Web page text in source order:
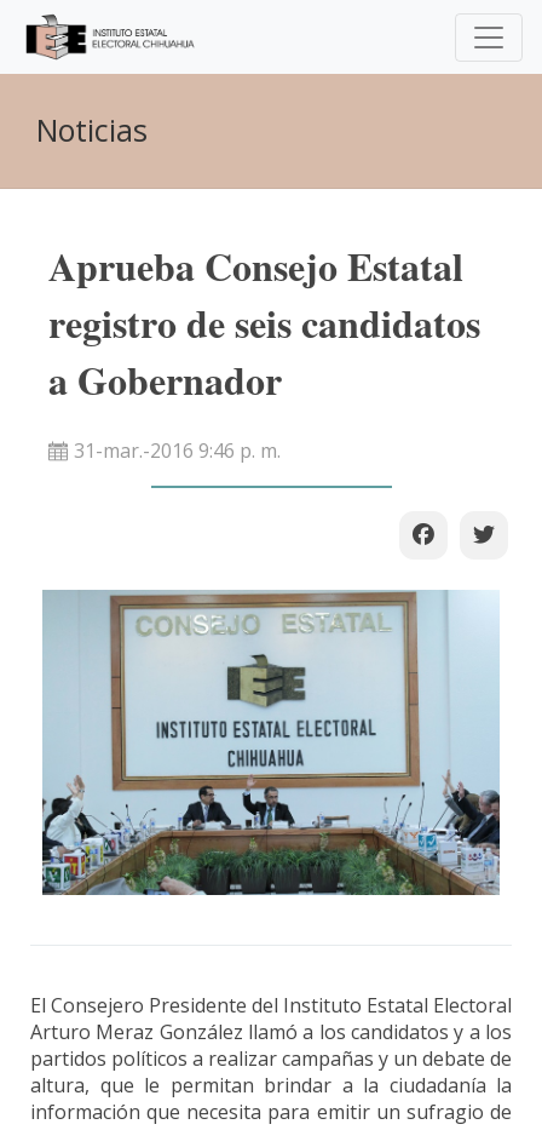
Noticias
Aprueba Consejo Estatal
registro de seis candidatos
a Gobernador
31-mar.-2016 9:46 p. m.
El Consejero Presidente del Instituto Estatal Electoral
Arturo Meraz González llamó a los candidatos y a los
partidos políticos a realizar campañas y un debate de
altura, que le permitan brindar a la ciudadanía la
información que necesita para emitir un sufragio de